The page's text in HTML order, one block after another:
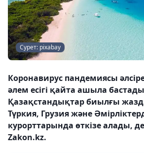
Сурет: pixabay
Коронавирус пандемиясы
әлем есігі қайта ашыла
Қазақстандықтар биылғы
Түркия, Грузия және
курорттарында өткізе алады,
Zakon.kz.